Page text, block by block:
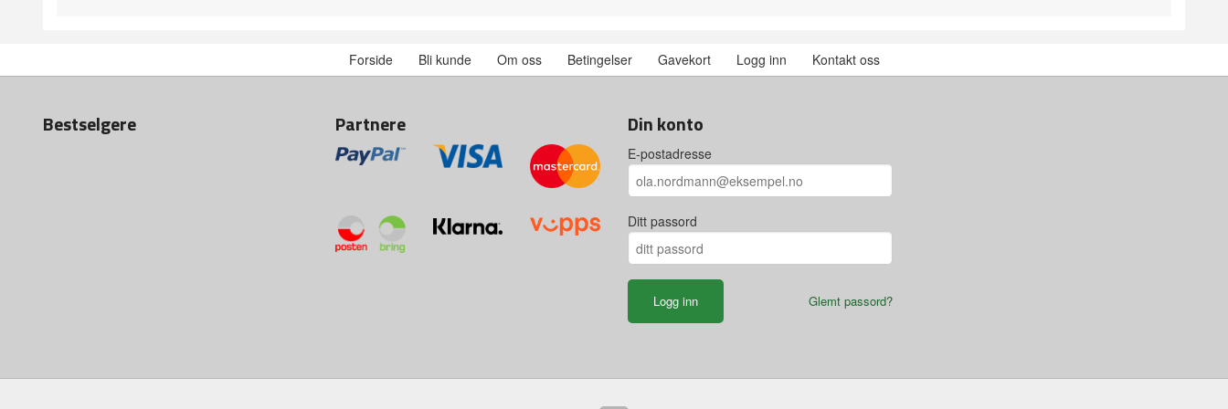
Forside Bli kunde Om oss Betingelser Gavekort Logg inn Kontakt oss
Bestselgere Partnere Din konto
E-postadresse
Ditt passord
Glemt passord?